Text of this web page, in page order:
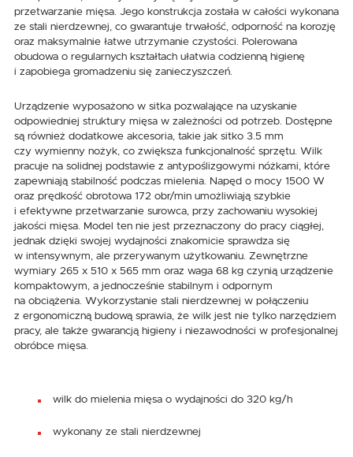
przetwarzanie mięsa. Jego konstrukcja została w całości wykonana
ze stali nierdzewnej, co gwarantuje trwałość, odporność na korozję
oraz maksymalnie łatwe utrzymanie czystości. Polerowana
obudowa o regularnych kształtach ułatwia codzienną higienę
i zapobiega gromadzeniu się zanieczyszczeń.
Urządzenie wyposażono w sitka pozwalające na uzyskanie
odpowiedniej struktury mięsa w zależności od potrzeb. Dostępne
są również dodatkowe akcesoria, takie jak sitko 3.5 mm
czy wymienny nożyk, co zwiększa funkcjonalność sprzętu. Wilk
pracuje na solidnej podstawie z antypoślizgowymi nóżkami, które
zapewniają stabilność podczas mielenia. Napęd o mocy 1500 W
oraz prędkość obrotowa 172 obr/min umożliwiają szybkie
i efektywne przetwarzanie surowca, przy zachowaniu wysokiej
jakości mięsa. Model ten nie jest przeznaczony do pracy ciągłej,
jednak dzięki swojej wydajności znakomicie sprawdza się
w intensywnym, ale przerywanym użytkowaniu. Zewnętrzne
wymiary 265 x 510 x 565 mm oraz waga 68 kg czynią urządzenie
kompaktowym, a jednocześnie stabilnym i odpornym
na obciążenia. Wykorzystanie stali nierdzewnej w połączeniu
z ergonomiczną budową sprawia, że wilk jest nie tylko narzędziem
pracy, ale także gwarancją higieny i niezawodności w profesjonalnej
obróbce mięsa.
wilk do mielenia mięsa o wydajności do 320 kg/h
wykonany ze stali nierdzewnej